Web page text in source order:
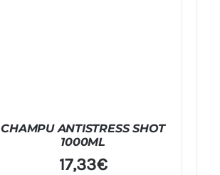
CHAMPU ANTISTRESS SHOT
1000ML
17,33€